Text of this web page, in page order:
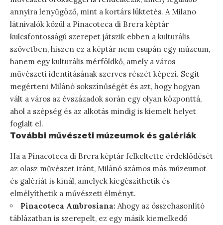
annyira lenyűgöző, mint a kortárs lüktetés. A Milano
látnivalók közül a Pinacoteca di Brera képtár
kulcsfontosságú szerepet játszik ebben a kulturális
szövetben, hiszen ez a képtár nem csupán egy múzeum,
hanem egy kulturális mérföldkő, amely a város
művészeti identitásának szerves részét képezi. Segít
megérteni Milánó sokszínűségét és azt, hogy hogyan
vált a város az évszázadok során egy olyan központtá,
ahol a szépség és az alkotás mindig is kiemelt helyet
foglalt el.
További művészeti múzeumok és galériák
Ha a Pinacoteca di Brera képtár felkeltette érdeklődését
az olasz művészet iránt, Milánó számos más múzeumot
és galériát is kínál, amelyek kiegészíthetik és
elmélyíthetik a művészeti élményt.
Pinacoteca Ambrosiana: Ahogy az összehasonlító
táblázatban is szerepelt, ez egy másik kiemelkedő